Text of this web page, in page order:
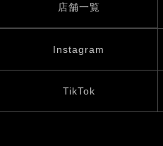
店舗一覧
Instagram
TikTok